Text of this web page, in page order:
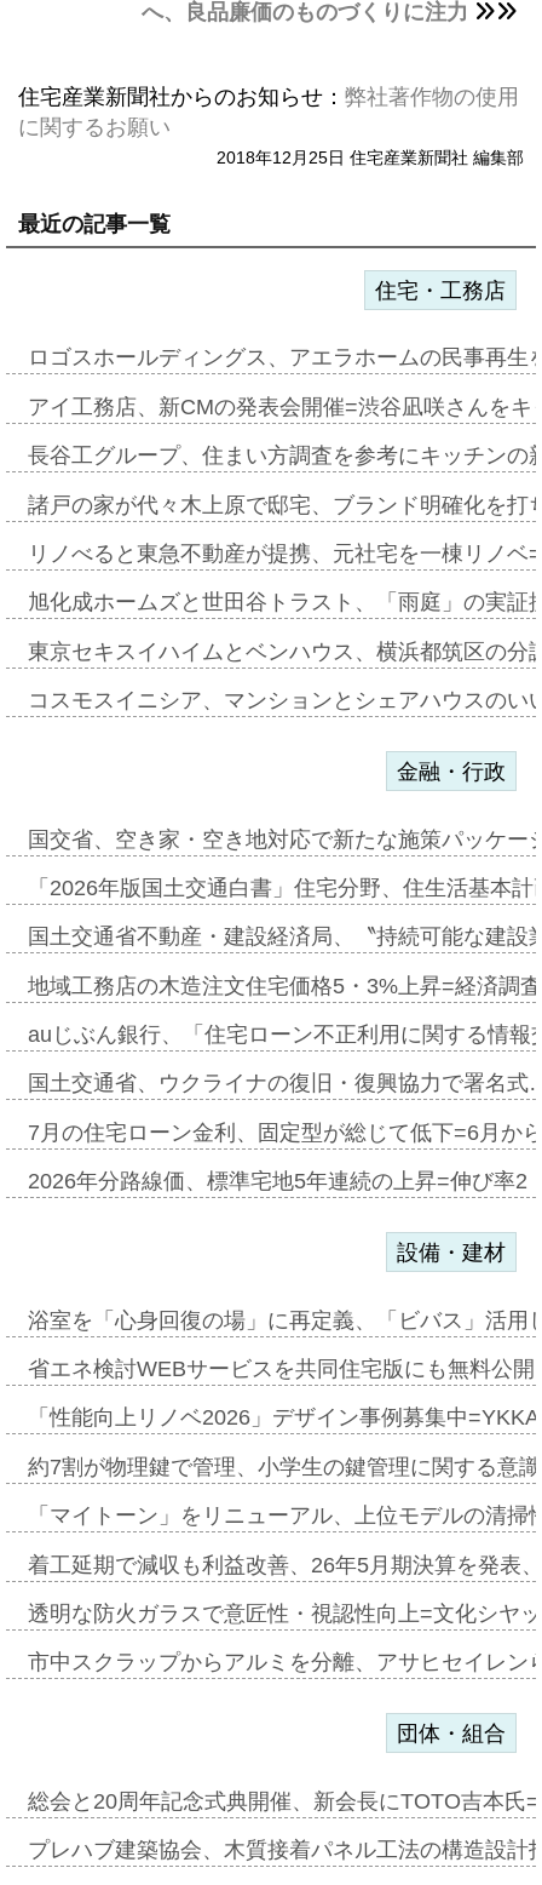
へ、良品廉価のものづくりに注力
住宅産業新聞社からのお知らせ： 弊社著作物の使用
に関するお願い
2018年12月25日 住宅産業新聞社 編集部
最近の記事一覧
住宅・工務店
ロゴスホールディングス、アエラホームの民事再
アイ工務店、新CMの発表会開催=渋谷凪咲さんを
長谷工グループ、住まい方調査を参考にキッチン
諸戸の家が代々木上原で邸宅、ブランド明確化を
リノべると東急不動産が提携、元社宅を一棟リノ
旭化成ホームズと世田谷トラスト、「雨庭」の実
東京セキスイハイムとベンハウス、横浜都筑区の
コスモスイニシア、マンションとシェアハウスの
金融・行政
国交省、空き家・空き地対応で新たな施策パッケ
「2026年版国土交通白書」住宅分野、住生活基本
国土交通省不動産・建設経済局、〝持続可能な建
地域工務店の木造注文住宅価格5・3%上昇=経済調
auじぶん銀行、「住宅ローン不正利用に関する情
国土交通省、ウクライナの復旧・復興協力で署名
7月の住宅ローン金利、固定型が総じて低下=6月か
2026年分路線価、標準宅地5年連続の上昇=伸び率
設備・建材
浴室を「心身回復の場」に再定義、「ビバス」活
省エネ検討WEBサービスを共同住宅版にも無料公
「性能向上リノベ2026」デザイン事例募集中
約7割が物理鍵で管理、小学生の鍵管理に関する意
「マイトーン」をリニューアル、上位モデルの清
着工延期で減収も利益改善、26年5月期決算を発表
透明な防火ガラスで意匠性・視認性向上=文化シヤ
市中スクラップからアルミを分離、アサヒセイレ
団体・組合
総会と20周年記念式典開催、新会長にTOTO吉本氏
プレハブ建築協会、木質接着パネル工法の構造設